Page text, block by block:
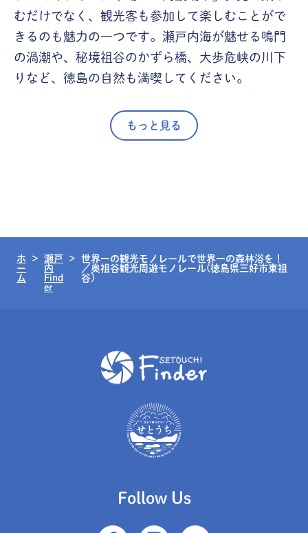
むだけでなく、観光客も参加して楽しむことがで
きるのも魅力の一つです。瀬戸内海が魅せる鳴門
の渦潮や、秘境祖谷のかずら橋、大歩危峡の川下
りなど、徳島の自然も満喫してください。
もっと見る
ホ
ー
ム
瀬戸
内
Find
er
世界一の観光モノレールで世界一の森林浴を！
／奥祖谷観光周遊モノレール(徳島県三好市東祖
谷)
Follow Us